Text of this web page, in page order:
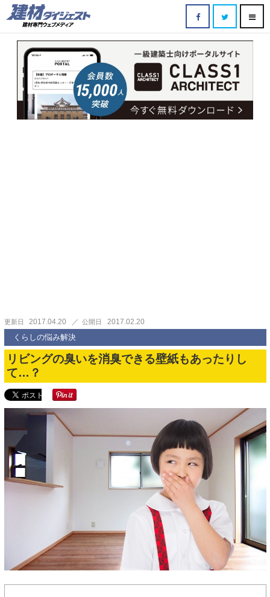
更新日 2017.04.20 公開日 2017.02.20
くらしの悩み解決
リビングの臭いを消臭できる壁紙もあったりし
て…？